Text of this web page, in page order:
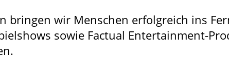
bringen wir Menschen erfolgreich ins
sowie Factual Entertainment-